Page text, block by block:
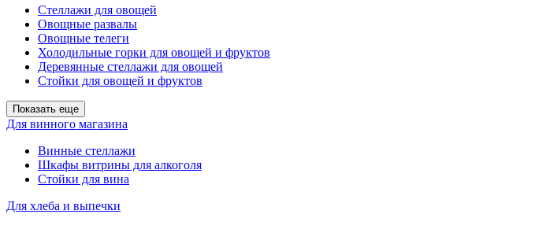
Стеллажи для овощей
Овощные развалы
Овощные телеги
Холодильные горки для овощей и фруктов
Деревянные стеллажи для овощей
Стойки для овощей и фруктов
Показать еще
Для винного магазина
Винные стеллажи
Шкафы витрины для алкоголя
Стойки для вина
Для хлеба и выпечки